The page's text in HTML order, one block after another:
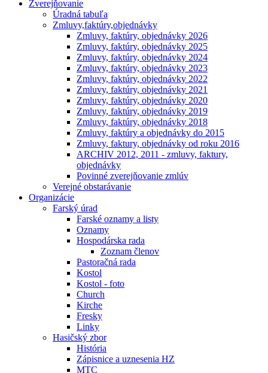
Zverejňovanie
Úradná tabuľa
Zmluvy,faktúry,objednávky
Zmluvy, faktúry, objednávky 2026
Zmluvy, faktúry, objednávky 2025
Zmluvy, faktúry, objednávky 2024
Zmluvy, faktúry, objednávky 2023
Zmluvy, faktúry, objednávky 2022
Zmluvy, faktúry, objednávky 2021
Zmluvy, faktúry, objednávky 2020
Zmluvy, faktúry, objednávky 2019
Zmluvy, faktúry, objednávky 2018
Zmluvy, faktúry a objednávky do 2015
Zmluvy, faktury, objednávky od roku 2016
ARCHIV 2012, 2011 - zmluvy, faktury,
objednávky
Povinné zverejňovanie zmlúv
Verejné obstarávanie
Organizácie
Farský úrad
Farské oznamy a listy
Oznamy
Hospodárska rada
Zoznam členov
Pastoračná rada
Kostol
Kostol - foto
Church
Kirche
Fresky
Linky
Hasičský zbor
História
Zápisnice a uznesenia HZ
MTC